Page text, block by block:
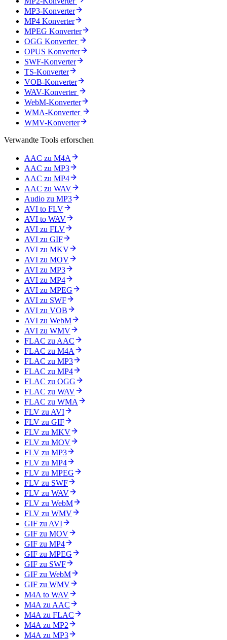
MP3-Konverter
MP4 Konverter
MPEG Konverter
OGG Konverter
OPUS Konverter
SWF-Konverter
TS-Konverter
VOB-Konverter
WAV-Konverter
WebM-Konverter
WMA-Konverter
WMV-Konverter
Verwandte Tools erforschen
AAC zu M4A
AAC zu MP3
AAC zu MP4
AAC zu WAV
Audio zu MP3
AVI to FLV
AVI to WAV
AVI zu FLV
AVI zu GIF
AVI zu MKV
AVI zu MOV
AVI zu MP3
AVI zu MP4
AVI zu MPEG
AVI zu SWF
AVI zu VOB
AVI zu WebM
AVI zu WMV
FLAC zu AAC
FLAC zu M4A
FLAC zu MP3
FLAC zu MP4
FLAC zu OGG
FLAC zu WAV
FLAC zu WMA
FLV zu AVI
FLV zu GIF
FLV zu MKV
FLV zu MOV
FLV zu MP3
FLV zu MP4
FLV zu MPEG
FLV zu SWF
FLV zu WAV
FLV zu WebM
FLV zu WMV
GIF zu AVI
GIF zu MOV
GIF zu MP4
GIF zu MPEG
GIF zu SWF
GIF zu WebM
GIF zu WMV
M4A to WAV
M4A zu AAC
M4A zu FLAC
M4A zu MP2
M4A zu MP3